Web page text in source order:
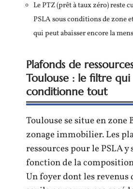
Le PTZ (prêt à taux zéro) reste
PSLA sous conditions de zone
qui peut abaisser encore la
Plafonds de
Toulouse : le filtre qui
conditionne tout
Toulouse se situe en zone
zonage immobilier. Les
ressources pour le PSLA y
fonction de la
Un foyer dont les revenus